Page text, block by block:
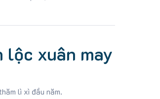
lộc xuân may
lì xì đầu năm.